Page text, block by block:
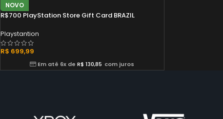
NOVO
R$700 PlayStation Store Gift Card BRAZIL
Playstantion
R$ 699,99
Em até 6x deR$ 130,85 com juros